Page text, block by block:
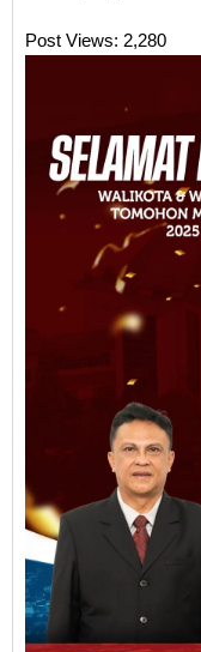
Post Views: 2,280